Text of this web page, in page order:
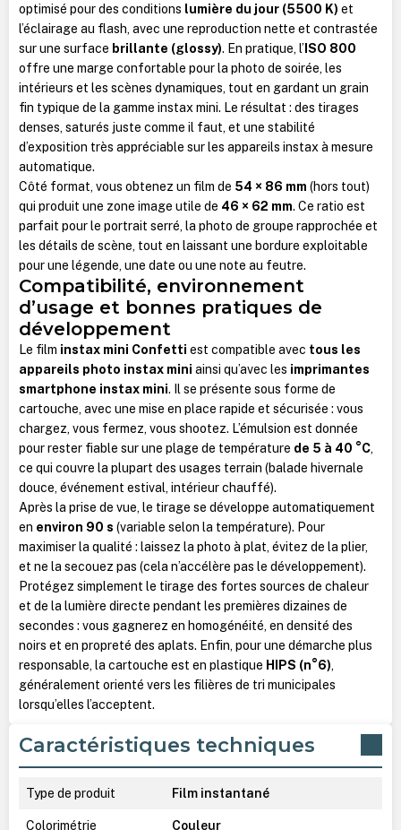
optimisé pour des conditions lumière du jour (5500 K) et
l’éclairage au flash, avec une reproduction nette et contrastée
sur une surface brillante (glossy). En pratique, l’ ISO 800
offre une marge confortable pour la photo de soirée, les
intérieurs et les scènes dynamiques, tout en gardant un grain
fin typique de la gamme instax mini. Le résultat : des tirages
denses, saturés juste comme il faut, et une stabilité
d’exposition très appréciable sur les appareils instax à mesure
automatique.
Côté format, vous obtenez un film de 54 × 86 mm (hors tout)
qui produit une zone image utile de 46 × 62 mm. Ce ratio est
parfait pour le portrait serré, la photo de groupe rapprochée et
les détails de scène, tout en laissant une bordure exploitable
pour une légende, une date ou une note au feutre.
Compatibilité, environnement
d’usage et bonnes pratiques de
développement
Le film instax mini Confetti est compatible avec tous les
appareils photo instax mini ainsi qu’avec les imprimantes
smartphone instax mini. Il se présente sous forme de
cartouche, avec une mise en place rapide et sécurisée : vous
chargez, vous fermez, vous shootez. L’émulsion est donnée
pour rester fiable sur une plage de température de 5 à 40 °C,
ce qui couvre la plupart des usages terrain (balade hivernale
douce, événement estival, intérieur chauffé).
Après la prise de vue, le tirage se développe automatiquement
en environ 90 s (variable selon la température). Pour
maximiser la qualité : laissez la photo à plat, évitez de la plier,
et ne la secouez pas (cela n’accélère pas le développement).
Protégez simplement le tirage des fortes sources de chaleur
et de la lumière directe pendant les premières dizaines de
secondes : vous gagnerez en homogénéité, en densité des
noirs et en propreté des aplats. Enfin, pour une démarche plus
responsable, la cartouche est en plastique HIPS (n°6),
généralement orienté vers les filières de tri municipales
lorsqu’elles l’acceptent.
Caractéristiques techniques
Type de produit Film instantané
Colorimétrie Couleur